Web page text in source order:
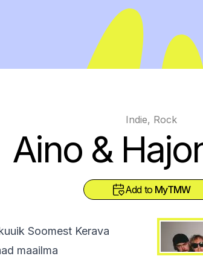
Indie, Rock
Aino &
Add to MyTMW
Soomest Kerava
maailma